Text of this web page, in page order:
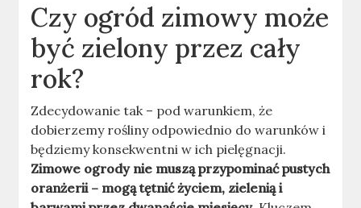
Czy ogród zimowy może
być zielony przez cały
rok?
Zdecydowanie tak – pod warunkiem, że
dobierzemy rośliny odpowiednio do warunków i
będziemy konsekwentni w ich pielęgnacji.
Zimowe ogrody nie muszą przypominać pustych
oranżerii – mogą tętnić życiem, zielenią i